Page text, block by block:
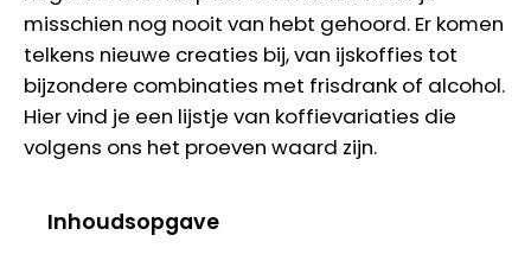
misschien nog nooit van hebt gehoord. Er komen
telkens nieuwe creaties bij, van ijskoffies tot
bijzondere combinaties met frisdrank of alcohol.
Hier vind je een lijstje van koffievariaties die
volgens ons het proeven waard zijn.
Inhoudsopgave